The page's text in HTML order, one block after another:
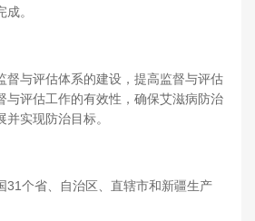
。
督与评估体系的建设，提高监督与评估
与评估工作的有效性，确保艾滋病防治
实现防治目标。
31个省、自治区、直辖市和新疆生产